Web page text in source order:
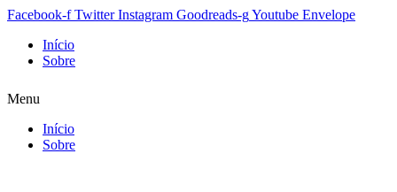
Facebook-f Twitter Instagram Goodreads-gYoutube Envelope
Início
Sobre
Menu
Início
Sobre